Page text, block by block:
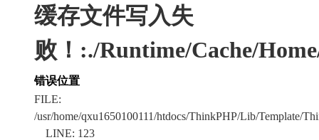
缓存文件写入失
败！:./Runtime/Cache/
错误位置
FILE:
/usr/home/qxu1650100111/htdocs/ThinkPHP/Lib/Template/
LINE: 123